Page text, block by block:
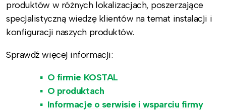
produktów w różnych lokalizacjach, poszerzające
specjalistyczną wiedzę klientów na temat instalacji i
konfiguracji naszych produktów.
Sprawdź więcej informacji:
O firmie KOSTAL
O produktach
Informacje o serwisie i wsparciu firmy